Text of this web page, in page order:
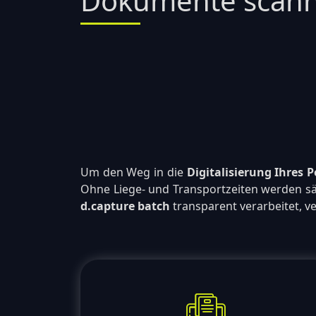
Um den Weg in die Digitalisierung Ihres
Ohne Liege- und Transportzeiten werden
d.capture batch transparent verarbeitet,